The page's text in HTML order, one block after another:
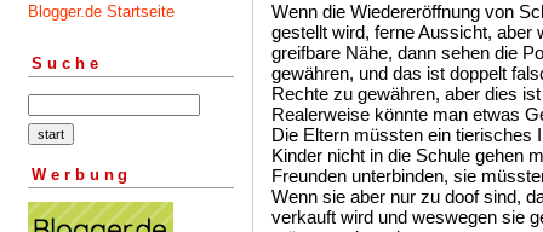
Blogger.de Startseite
Suche
Werbung
Wenn die Wiedereröffnung von
gestellt wird, ferne Aussicht, aber
greifbare Nähe, dann sehen die
gewähren, und das ist doppelt
Rechte zu gewähren, aber dies
Realerweise könnte man etwas
Die Eltern müssten ein tierisches
Kinder nicht in die Schule gehen
Freunden unterbinden, sie
Wenn sie aber nur zu doof sind,
verkauft wird und weswegen sie